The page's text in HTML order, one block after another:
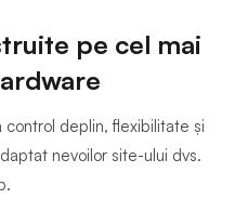
pe cel mai
control deplin, flexibilitate și
nevoilor site-ului dvs.